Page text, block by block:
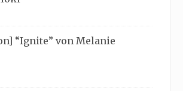
“Ignite” von Melanie